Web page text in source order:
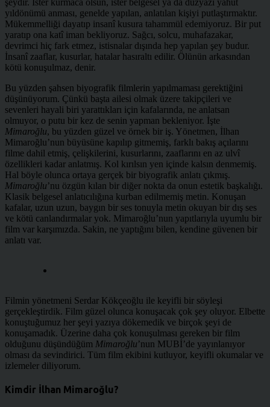
yıldönümü anması, genelde yapılan, anlatılan kişiyi putlaştırmaktır.
Mükemmelliği dayatıp insanî kusura tahammül edemiyoruz. Bir put
yaratıp ona katî iman bekliyoruz. Sağcı, solcu, muhafazakar,
devrimci hiç fark etmez, istisnalar dışında hep yapılan şey budur.
İnsanî zaaflar, kusurlar, hatalar hasıraltı edilir. Ölünün arkasından
kötü konuşulmaz, denir.
Bu yüzden şahsen biyografik filmlerin yapılmaması gerektiğini
düşünüyorum. Çünkü başta ailesi olmak üzere takipçileri ve
sevenleri hayali biri yarattıkları için kafalarında, ne anlatsan
olmuyor, o putu bir kez de senin yapman bekleniyor. İşte
Mimaroğlu, bu yüzden güzel ve örnek bir iş. Yönetmen, İlhan
Mimaroğlu’nun büyüsüne kapılıp gitmemiş, farklı bakış açılarını
filme dahil etmiş, çelişkilerini, kusurlarını, zaaflarını en az ulvî
özellikleri kadar anlatmış. Kol kırılsın yen içinde kalsın denmemiş.
Hal böyle olunca ortaya gerçek bir biyografik anlatı çıkmış.
Mimaroğlu’nu özgün kılan bir diğer nokta da onun estetik başkalığı.
Klasik belgesel anlatıcılığına kurban edilmemiş metin. Konuşan
kafalar, uzun uzun, baygın bir ses tonuyla metin okuyan bir dış ses
ve kötü canlandırmalar yok. Mimaroğlu’nun yapıtlarıyla uyumlu bir
film var karşımızda. Sakin, ne yaptığını bilen, kendine güvenen bir
anlatı var.
Filmin yönetmeni Serdar Kökçeoğlu ile keyifli bir söyleşi
gerçekleştirdik. Film güzel olunca konuşacak çok şey oluyor. Elbette
konuştuğumuz her şeyi yazıya dökemedik ve birçok şeyi de
konuşamadık. Üzerine daha çok konuşulması gereken bir film
olduğunu düşündüğüm Mimaroğlu’nun MUBİ’de yayınlanıyor
olması da sevindirici. Tüm film ekibini kutluyor, keyifli okumalar ve
izlemeler diliyorum.
Kimdir İlhan Mimaroğlu?